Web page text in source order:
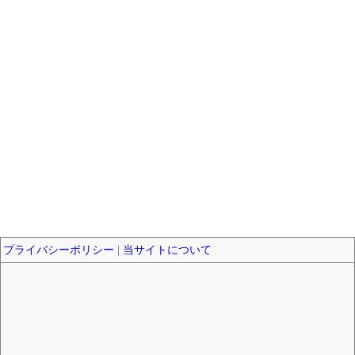
プライバシーポリシー 当サイトについて